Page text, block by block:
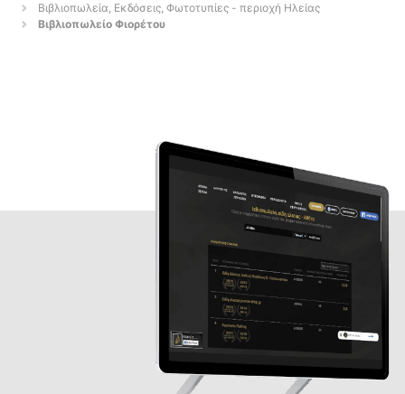
Βιβλιοπωλεία, Εκδόσεις, Φωτοτυπίες - περιοχή Ηλείας
Βιβλιοπωλείο Φιορέτου